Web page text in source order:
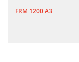
FRM 1200 A3